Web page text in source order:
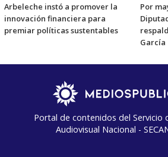
Arbeleche instó a promover la
innovación financiera para
premiar políticas sustentables
Por
García
Portal de contenidos del Servicio
Audiovisual Nacional -